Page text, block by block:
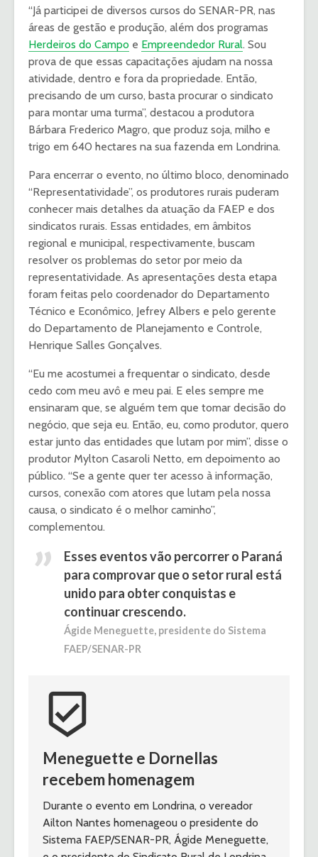
“Já participei de diversos cursos do SENAR-PR, nas
áreas de gestão e produção, além dos programas
Herdeiros do Campo e Empreendedor Rural. Sou
prova de que essas capacitações ajudam na nossa
atividade, dentro e fora da propriedade. Então,
precisando de um curso, basta procurar o sindicato
para montar uma turma”, destacou a produtora
Bárbara Frederico Magro, que produz soja, milho e
trigo em 640 hectares na sua fazenda em Londrina.
Para encerrar o evento, no último bloco, denominado
“Representatividade”, os produtores rurais puderam
conhecer mais detalhes da atuação da FAEP e dos
sindicatos rurais. Essas entidades, em âmbitos
regional e municipal, respectivamente, buscam
resolver os problemas do setor por meio da
representatividade. As apresentações desta etapa
foram feitas pelo coordenador do Departamento
Técnico e Econômico, Jefrey Albers e pelo gerente
do Departamento de Planejamento e Controle,
Henrique Salles Gonçalves.
“Eu me acostumei a frequentar o sindicato, desde
cedo com meu avô e meu pai. E eles sempre me
ensinaram que, se alguém tem que tomar decisão do
negócio, que seja eu. Então, eu, como produtor, quero
estar junto das entidades que lutam por mim”, disse o
produtor Mylton Casaroli Netto, em depoimento ao
público. “Se a gente quer ter acesso à informação,
cursos, conexão com atores que lutam pela nossa
causa, o sindicato é o melhor caminho”,
complementou.
Esses eventos vão percorrer o Paraná
para comprovar que o setor rural está
unido para obter conquistas e
continuar crescendo.
Ágide Meneguette, presidente do Sistema
FAEP/SENAR-PR
beenhere
Meneguette e Dornellas
recebem homenagem
Durante o evento em Londrina, o vereador
Ailton Nantes homenageou o presidente do
Sistema FAEP/SENAR-PR, Ágide Meneguette,